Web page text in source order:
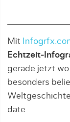
Mit
Echtzeit-
gerade jetzt
besonders
date.